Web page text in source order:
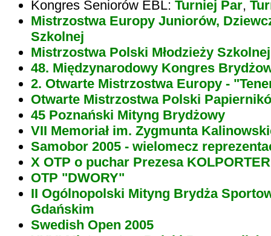
Kongres Seniorów EBL: Turniej Par,
Mistrzostwa Europy Juniorów,
Szkolnej
Mistrzostwa Polski Młodzieży Szkolnej
48. Międzynarodowy Kongres
2. Otwarte Mistrzostwa Europy -
Otwarte Mistrzostwa Polski
45 Poznański Mityng Brydżowy
VII Memoriał im. Zygmunta
Samobor 2005 - wielomecz
X OTP o puchar Prezesa
OTP "DWORY"
II Ogólnopolski Mityng Brydża
Gdańskim
Swedish Open 2005